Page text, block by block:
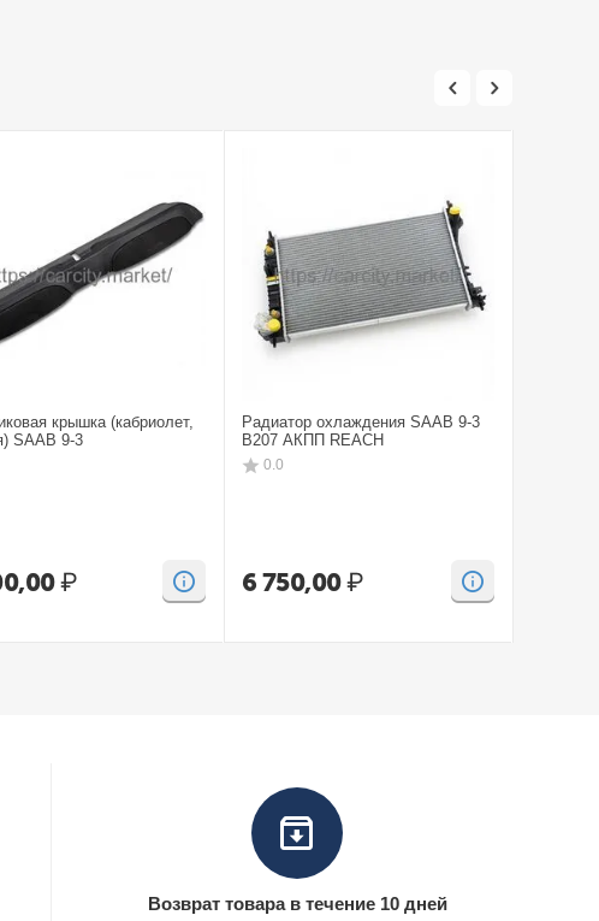
крышка (кабриолет,
SAAB 9-3
₽
Радиатор охлаждения SAAB 9-3
B207 АКПП REACH
0.0
6 750,00₽
Возврат товара в течение 10 дней